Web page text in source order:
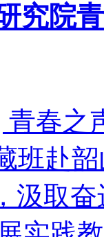
究院
青春之
班赴
汲取